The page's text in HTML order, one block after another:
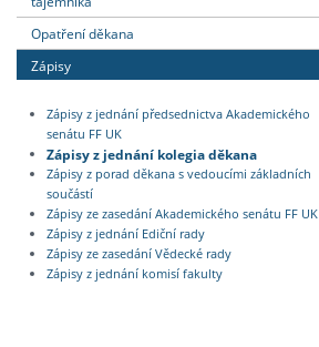
Opatření děkana
Zápisy
Zápisy z jednání předsednictva Akademického
senátu FF UK
Zápisy z jednání kolegia děkana
Zápisy z porad děkana s vedoucími základních
součástí
Zápisy ze zasedání Akademického senátu FF UK
Zápisy z jednání Ediční rady
Zápisy ze zasedání Vědecké rady
Zápisy z jednání komisí fakulty